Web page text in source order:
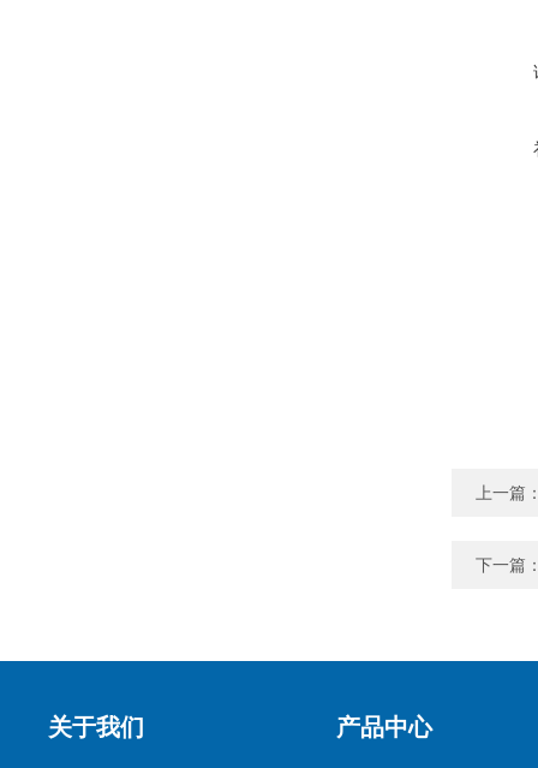
上一篇
下一篇
关于我们 产品中心